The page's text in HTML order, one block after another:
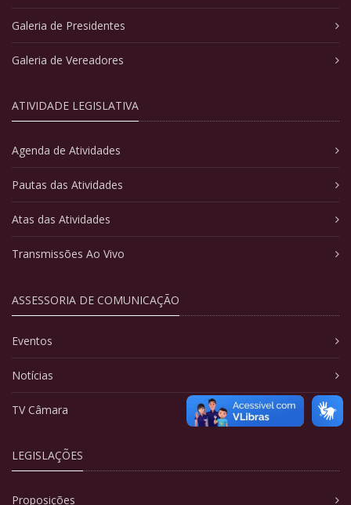
Galeria de Presidentes
Galeria de Vereadores
ATIVIDADE LEGISLATIVA
Agenda de Atividades
Pautas das Atividades
Atas das Atividades
Transmissões Ao Vivo
ASSESSORIA DE COMUNICAÇÃO
Eventos
Notícias
TV Câmara
LEGISLAÇÕES
Proposições